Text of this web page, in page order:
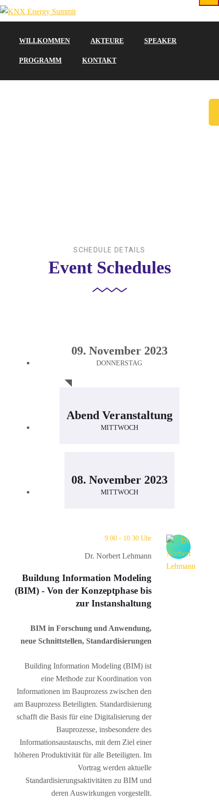
WILLKOMMEN AKTEURE SPEAKER
PROGRAMM KONTAKT
SCHEDULE DETAILS
Event Schedules
09. November 2023
DONNERSTAG
Abend Veranstaltung
MITTWOCH
08. November 2023
MITTWOCH
9.00 - 10.30 Uhr
Dr. Norbert Lehmann
Buildung Information Modeling
(BIM) - Von der Konzeptphase bis
zur Instanshaltung
BIM in Forschung und Anwendung,
neue Schnittstellen, Standardisierungen
Building Information Modeling (BIM) ist
eine Methode zur Koordination von
Informationen im Bauprozess zwischen den
am Bauprozess Beteiligten. Standardisierung
schafft die Basis für eine Digitalisierung der
Bauprozesse, insbesondere des
Informationsaustauschs, mit dem Ziel einer
höheren Produktivität für alle Beteiligten. Im
Vortrag werden aktuelle
Standardisierungsaktivitäten zu BIM und
deren Auswirkungen vorgestellt.